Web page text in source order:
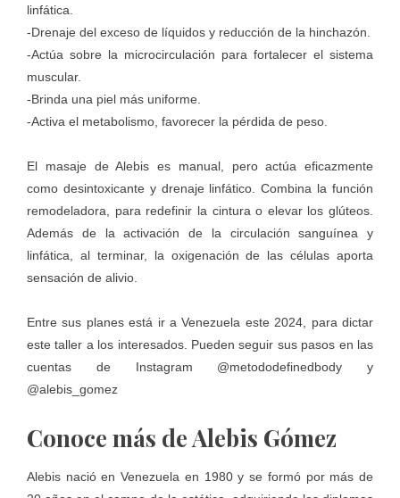
linfática.
-Drenaje del exceso de líquidos y reducción de la hinchazón.
-Actúa sobre la microcirculación para fortalecer el sistema
muscular.
-Brinda una piel más uniforme.
-Activa el metabolismo, favorecer la pérdida de peso.
El masaje de Alebis es manual, pero actúa eficazmente
como desintoxicante y drenaje linfático. Combina la función
remodeladora, para redefinir la cintura o elevar los glúteos.
Además de la activación de la circulación sanguínea y
linfática, al terminar, la oxigenación de las células aporta
sensación de alivio.
Entre sus planes está ir a Venezuela este 2024, para dictar
este taller a los interesados. Pueden seguir sus pasos en las
cuentas de Instagram @metododefinedbody y
@alebis_gomez
Conoce más de Alebis Gómez
Alebis nació en Venezuela en 1980 y se formó por más de